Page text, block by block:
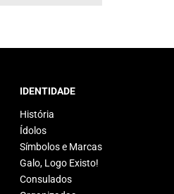
IDENTIDADE
História
Ídolos
Símbolos e Marcas
Galo, Logo Existo!
Consulados